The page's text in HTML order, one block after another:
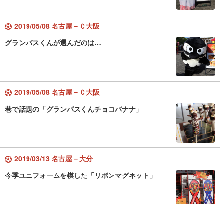
2019/05/08 名古屋－Ｃ大阪
グランパスくんが選んだのは…
2019/05/08 名古屋－Ｃ大阪
巷で話題の「グランパスくんチョコバナナ」
2019/03/13 名古屋－大分
今季ユニフォームを模した「リボンマグネット」